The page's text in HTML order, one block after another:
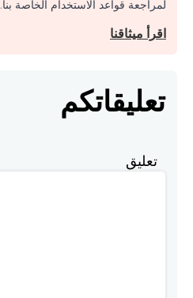
لمراجعة قواعد الاستخدام الخاصة بنا.
اقرأ ميثاقنا
تعليقاتكم
تعليق